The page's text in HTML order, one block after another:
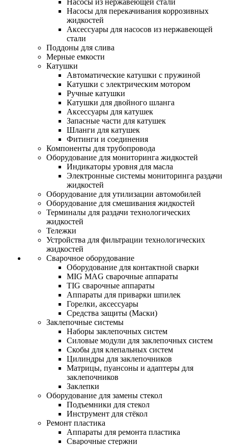
Насосы из нержавеющей стали
Насосы для перекачивания коррозивных
жидкостей
Аксессуары для насосов из нержавеющей
стали
Поддоны для слива
Мерные емкости
Катушки
Автоматические катушки с пружиной
Катушки с электрическим мотором
Ручные катушки
Катушки для двойного шланга
Аксессуары для катушек
Запасные части для катушек
Шланги для катушек
Фитинги и соединения
Компоненты для трубопровода
Оборудование для мониторинга жидкостей
Индикаторы уровня для масла
Электронные системы мониторинга раздачи
жидкостей
Оборудование для утилизации автомобилей
Оборудование для смешивания жидкостей
Терминалы для раздачи технологических
жидкостей
Тележки
Устройства для фильтрации технологических
жидкостей
Сварочное оборудование
Оборудование для контактной сварки
MIG MAG сварочные аппараты
TIG сварочные аппараты
Аппараты для приварки шпилек
Горелки, аксессуары
Средства защиты (Маски)
Заклепочные системы
Наборы заклепочных систем
Силовые модули для заклепочных систем
Скобы для клепальных систем
Цилиндры для заклепочников
Матрицы, пуансоны и адаптеры для
заклепочников
Заклепки
Оборудование для замены стекол
Подъемники для стекол
Инструмент для стёкол
Ремонт пластика
Аппараты для ремонта пластика
Сварочные стержни